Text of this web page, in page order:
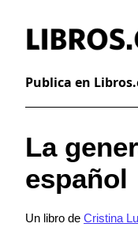
Publica en
La
español
Un libro de Cristina